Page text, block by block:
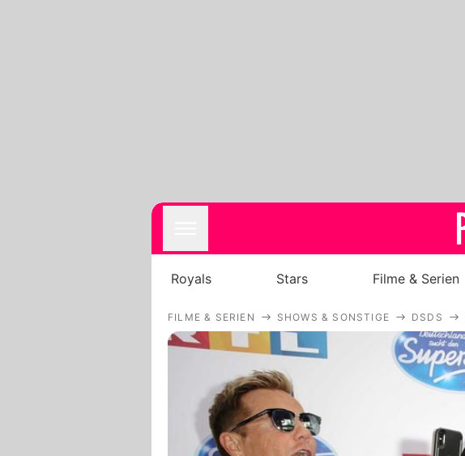
Royals Stars Filme & Serien
FILME & SERIEN SHOWS & SONSTIGE DSDS